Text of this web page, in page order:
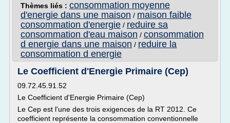
Thèmes liés : consommation moyenne
d'energie dans une maison / maison faible
consommation d'energie / reduire sa
consommation d'eau maison / consommation
d energie dans une maison / reduire la
consommation d energie
Le Coefficient d'Energie Primaire (Cep)
09.72.45.91.52
Le Coefficient d'Energie Primaire (Cep)
Le Cep est l'une des trois exigences de la RT 2012. Ce
coefficient représente la consommation conventionnelle